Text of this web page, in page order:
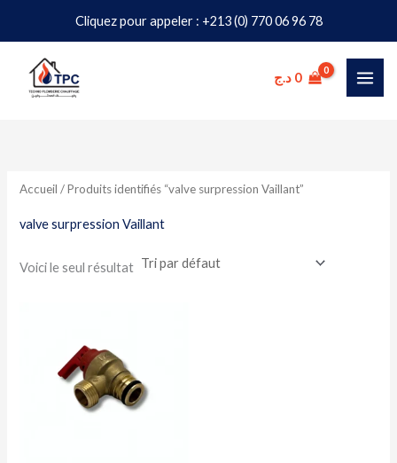
Cliquez pour appeler : +213 (0) 770 06 96 78
contenu
0 د.ج
Accueil / Produits identifiés “valve surpression Vaillant”
valve surpression Vaillant
Voici le seul résultat